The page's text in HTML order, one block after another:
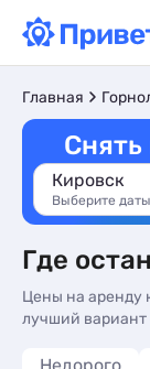
Главная
Снять
Кировск
Выберите даты
Где
Цены на аренду
лучший вариант